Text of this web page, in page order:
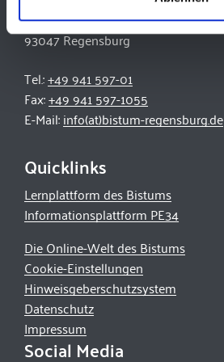
Niedermünstergasse 1
93047 Regensburg
Tel.:+49 941 597-01
Fax:+49 941 597-1055
E-Mail:info(at)bistum-regensburg.de
Quicklinks
Lernplattform des Bistums
Informationsplattform PE34
Die Online-Welt des Bistums
Cookie-Einstellungen
Hinweisgeberschutzsystem
Datenschutz
Impressum
Social Media